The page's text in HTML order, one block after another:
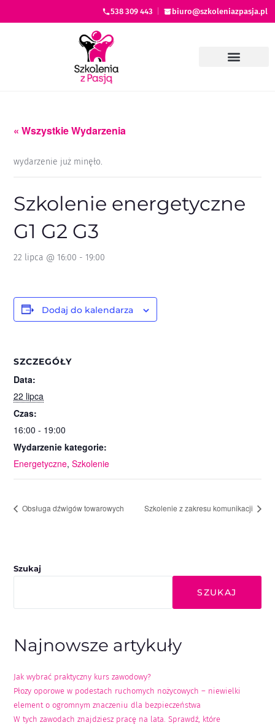
538 309 443 biuro@szkoleniazpasja.pl
« Wszystkie Wydarzenia
wydarzenie już minęło.
Szkolenie energetyczne
G1 G2 G3
22 lipca @ 16:00 - 19:00
Dodaj do kalendarza
SZCZEGÓŁY
Data:
22 lipca
Czas:
16:00 - 19:00
Wydarzenie kategorie:
Energetyczne,Szkolenie
Obsługa dźwigów towarowych Szkolenie z zakresu komunikacji
Szukaj
SZUKAJ
Najnowsze artykuły
Jak wybrać praktyczny kurs zawodowy?
Płozy oporowe w podestach ruchomych nożycowych – niewielki
element o ogromnym znaczeniu dla bezpieczeństwa
W tych zawodach znajdziesz pracę na lata. Sprawdź, które